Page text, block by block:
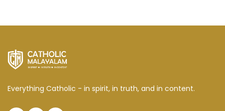
Everything Catholic - in spirit, in truth, and in content.